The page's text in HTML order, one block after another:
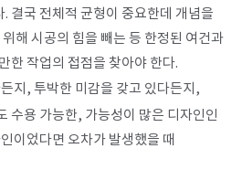
결국 전체적 균형이 중요한데 개념을
해 시공의 힘을 빼는 등 한정된 여건과
한 작업의 접점을 찾아야 한다.
지, 투박한 미감을 갖고 있다든지,
수용 가능한, 가능성이 많은 디자인인
이었다면 오차가 발생했을 때